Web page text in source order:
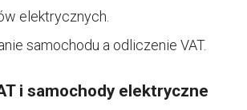
elektrycznych.
samochodu a odliczenie VAT.
i samochody elektryczne